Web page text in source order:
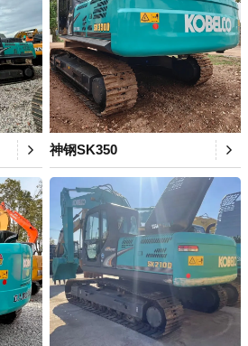
神钢SK350